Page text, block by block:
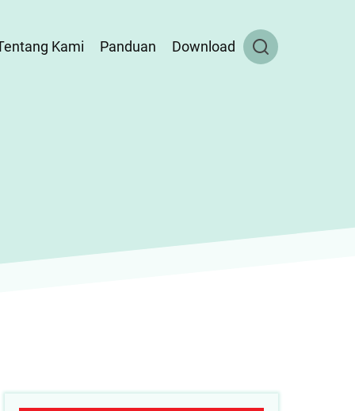
Kami Panduan Download